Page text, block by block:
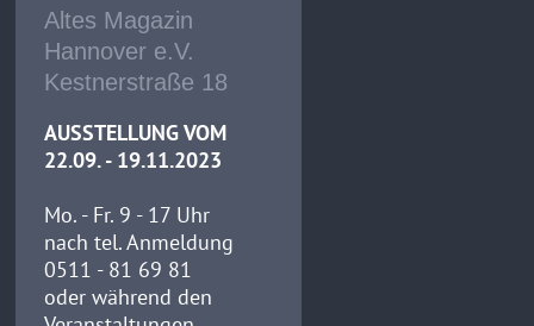
Altes Magazin
Hannover e.V.
Kestnerstraße 18
AUSSTELLUNG VOM
22.09. - 19.11.2023
Mo. - Fr. 9 - 17 Uhr
nach tel. Anmeldung
0511 - 81 69 81
oder während den